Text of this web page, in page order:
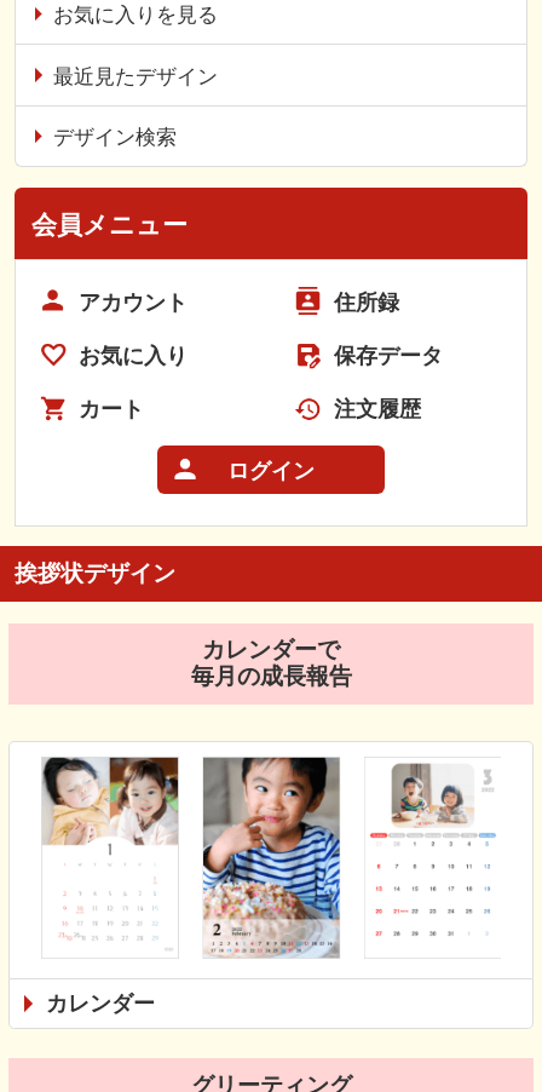
お気に入りを見る
最近見たデザイン
デザイン検索
会員メニュー
アカウント 住所録
お気に入り 保存データ
カート 注文履歴
ログイン
挨拶状デザイン
カレンダーで
毎月の成長報告
カレンダー
グリーティング